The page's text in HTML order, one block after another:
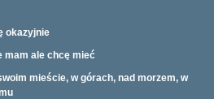
okazyjnie
mam ale chcę mieć
mieście, w górach, nad morzem, w